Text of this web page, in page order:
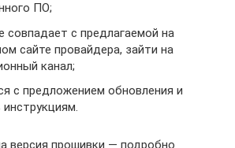
ПО;
совпадает с предлагаемой на
сайте провайдера, зайти на
канал;
с предложением обновления и
версия прошивки — подробно